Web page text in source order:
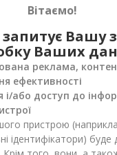
Композиція
3 427 грн
Вітаємо!
Вашу
Ваших
реклама,
ефективності
і/або доступ до
пристрою
ідентифікатори) буде